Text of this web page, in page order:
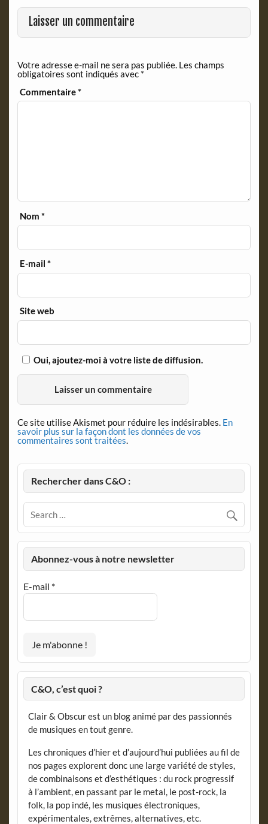
o
o
k
F
r
e
d
l
y
Laisser un commentaire
Votre adresse e-mail ne sera pas publiée. Les champs
obligatoires sont indiqués avec *
Commentaire*
Nom*
E-mail*
Site web
Oui, ajoutez-moi à votre liste de diffusion.
Ce site utilise Akismet pour réduire les indésirables. En
savoir plus sur la façon dont les données de vos
commentaires sont traitées.
Rechercher dans C&O :
Abonnez-vous à notre newsletter
E-mail *
C&O, c’est quoi ?
Clair & Obscur est un blog animé par des passionnés
de musiques en tout genre.
Les chroniques d’hier et d’aujourd’hui publiées au fil de
nos pages explorent donc une large variété de styles,
de combinaisons et d’esthétiques : du rock progressif
à l’ambient, en passant par le metal, le post-rock, la
folk, la pop indé, les musiques électroniques,
expérimentales, extrêmes, alternatives, etc.